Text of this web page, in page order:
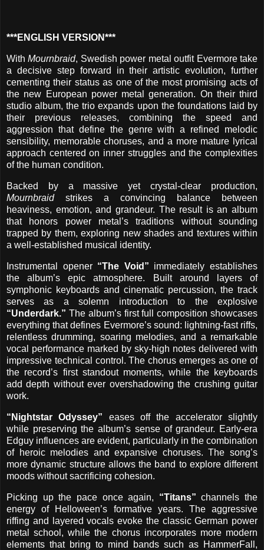
***ENGLISH VERSION***
WithMournbraid, Swedish power metal outfit Evermore take
a decisive step forward in their artistic evolution, further
cementing their status as one of the most promising acts of
the new European power metal generation. On their third
studio album, the trio expands upon the foundations laid by
their previous releases, combining the speed and
aggression that define the genre with a refined melodic
sensibility, memorable choruses, and a more mature lyrical
approach centered on inner struggles and the complexities
of the human condition.
Backed by a massive yet crystal-clear production,
Mournbraidstrikes a convincing balance between
heaviness, emotion, and grandeur. The result is an album
that honors power metal’s traditions without sounding
trapped by them, exploring new shades and textures within
a well-established musical identity.
Instrumental opener “The Void” immediately establishes
the album’s epic atmosphere. Built around layers of
symphonic keyboards and cinematic percussion, the track
serves as a solemn introduction to the explosive
“Underdark.” The album’s first full composition showcases
everything that defines Evermore’s sound: lightning-fast riffs,
relentless drumming, soaring melodies, and a remarkable
vocal performance marked by sky-high notes delivered with
impressive technical control. The chorus emerges as one of
the record’s first standout moments, while the keyboards
add depth without ever overshadowing the crushing guitar
work.
“Nightstar Odyssey” eases off the accelerator slightly
while preserving the album’s sense of grandeur. Early-era
Edguy influences are evident, particularly in the combination
of heroic melodies and expansive choruses. The song’s
more dynamic structure allows the band to explore different
moods without sacrificing cohesion.
Picking up the pace once again, “Titans” channels the
energy of Helloween’s formative years. The aggressive
riffing and layered vocals evoke the classic German power
metal school, while the chorus incorporates more modern
elements that bring to mind bands such as HammerFall,